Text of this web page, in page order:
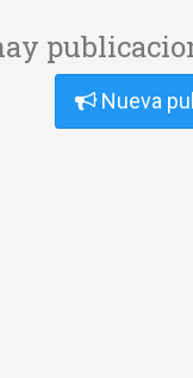
Nueva